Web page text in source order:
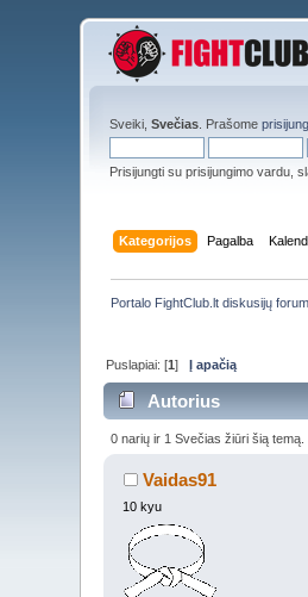
Sveiki,Svečias . Prašome
Prisijungti su prisijungimo vardu,
Kategorijos Pagalba
Portalo FightClub.lt diskusijų
Puslapiai: [1]Į apačią
Autorius
0 narių ir 1 Svečias žiūri šią temą.
Vaidas91
10 kyu